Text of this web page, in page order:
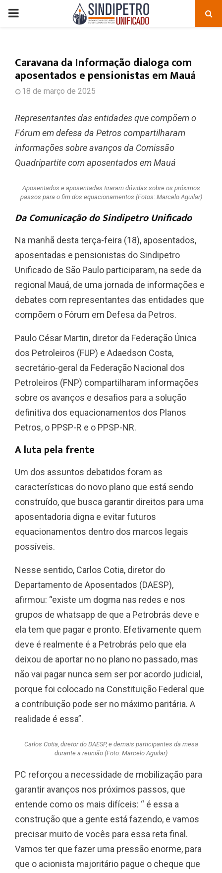
PRIMARY
Caravana da Informação dialoga com
aposentados e pensionistas em Mauá
18 de março de 2025
Representantes das entidades que compõem o
Fórum em defesa da Petros compartilharam
informações sobre avanços da Comissão
Quadripartite com aposentados em Mauá
Aposentados e aposentadas tiraram dúvidas sobre os próximos
passos para o fim dos equacionamentos (Fotos: Marcelo Aguilar)
Da Comunicação do Sindipetro Unificado
Na manhã desta terça-feira (18), aposentados,
aposentadas e pensionistas do Sindipetro
Unificado de São Paulo participaram, na sede da
regional Mauá, de uma jornada de informações e
debates com representantes das entidades que
compõem o Fórum em Defesa da Petros.
Paulo César Martin, diretor da Federação Única
dos Petroleiros (FUP) e Adaedson Costa,
secretário-geral da Federação Nacional dos
Petroleiros (FNP) compartilharam informações
sobre os avanços e desafios para a solução
definitiva dos equacionamentos dos Planos
Petros, o PPSP-R e o PPSP-NR.
A luta pela frente
Um dos assuntos debatidos foram as
características do novo plano que está sendo
construído, que busca garantir direitos para uma
aposentadoria digna e evitar futuros
equacionamentos dentro dos marcos legais
possíveis.
Nesse sentido, Carlos Cotia, diretor do
Departamento de Aposentados (DAESP),
afirmou: “existe um dogma nas redes e nos
grupos de whatsapp de que a Petrobrás deve e
ela tem que pagar e pronto. Efetivamente quem
deve é realmente é a Petrobrás pelo que ela
deixou de aportar no no plano no passado, mas
não vai pagar nunca sem ser por acordo judicial,
porque foi colocado na Constituição Federal que
a contribuição pode ser no máximo paritária. A
realidade é essa”.
Carlos Cotia, diretor do DAESP, e demais participantes da mesa
durante a reunião (Foto: Marcelo Aguilar)
PC reforçou a necessidade de mobilização para
garantir avanços nos próximos passos, que
entende como os mais difíceis: “ é essa a
construção que a gente está fazendo, e vamos
precisar muito de vocês para essa reta final.
Vamos ter que fazer uma pressão enorme, para
que o acionista majoritário pague o cheque que